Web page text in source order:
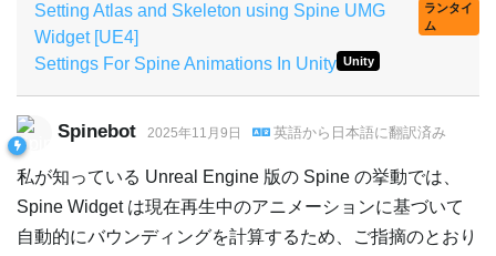
Setting Atlas and Skeleton using Spine UMG
Widget [UE4]
ランタイ
ム
Settings For Spine Animations In Unity Unity
Spinebot 2025年11月9日 英語から 日本語に翻訳済み
私が知っている Unreal Engine 版の Spine の挙動では、
Spine Widget は現在再生中のアニメーションに基づいて
自動的にバウンディングを計算するため、ご指摘のとおり